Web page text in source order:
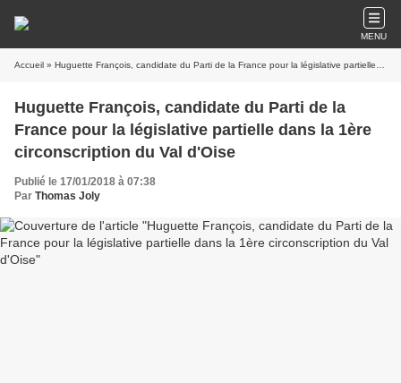
MENU
Accueil » Huguette François, candidate du Parti de la France pour la législative partielle dans la 1ère circonscription du Val d'Oise
Huguette François, candidate du Parti de la
France pour la législative partielle dans la 1ère
circonscription du Val d'Oise
Publié le 17/01/2018 à 07:38
Par Thomas Joly